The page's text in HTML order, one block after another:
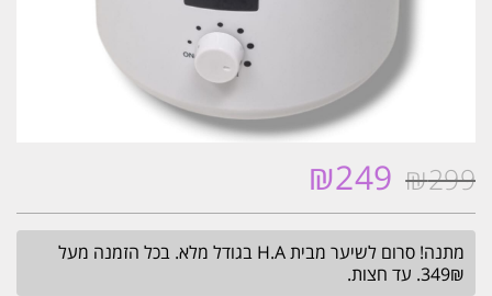
₪299
המחיר
היה:
₪299.
₪249
הוא:
₪249. מתנה! סרום לשיער מבית H.A בגודל מלא. בכל הזמנה מעל
349₪. עד חצות.